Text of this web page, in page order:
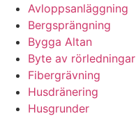
Avloppsanläggning
Bergsprängning
Bygga Altan
Byte av rörledningar
Fibergrävning
Husdränering
Husgrunder